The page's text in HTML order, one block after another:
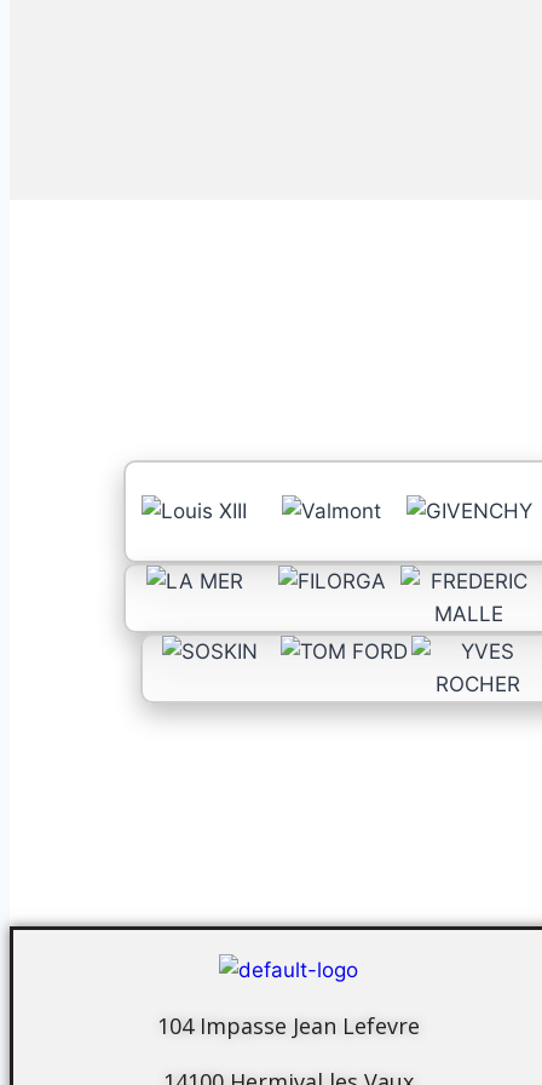
104 Impasse Jean Lefevre